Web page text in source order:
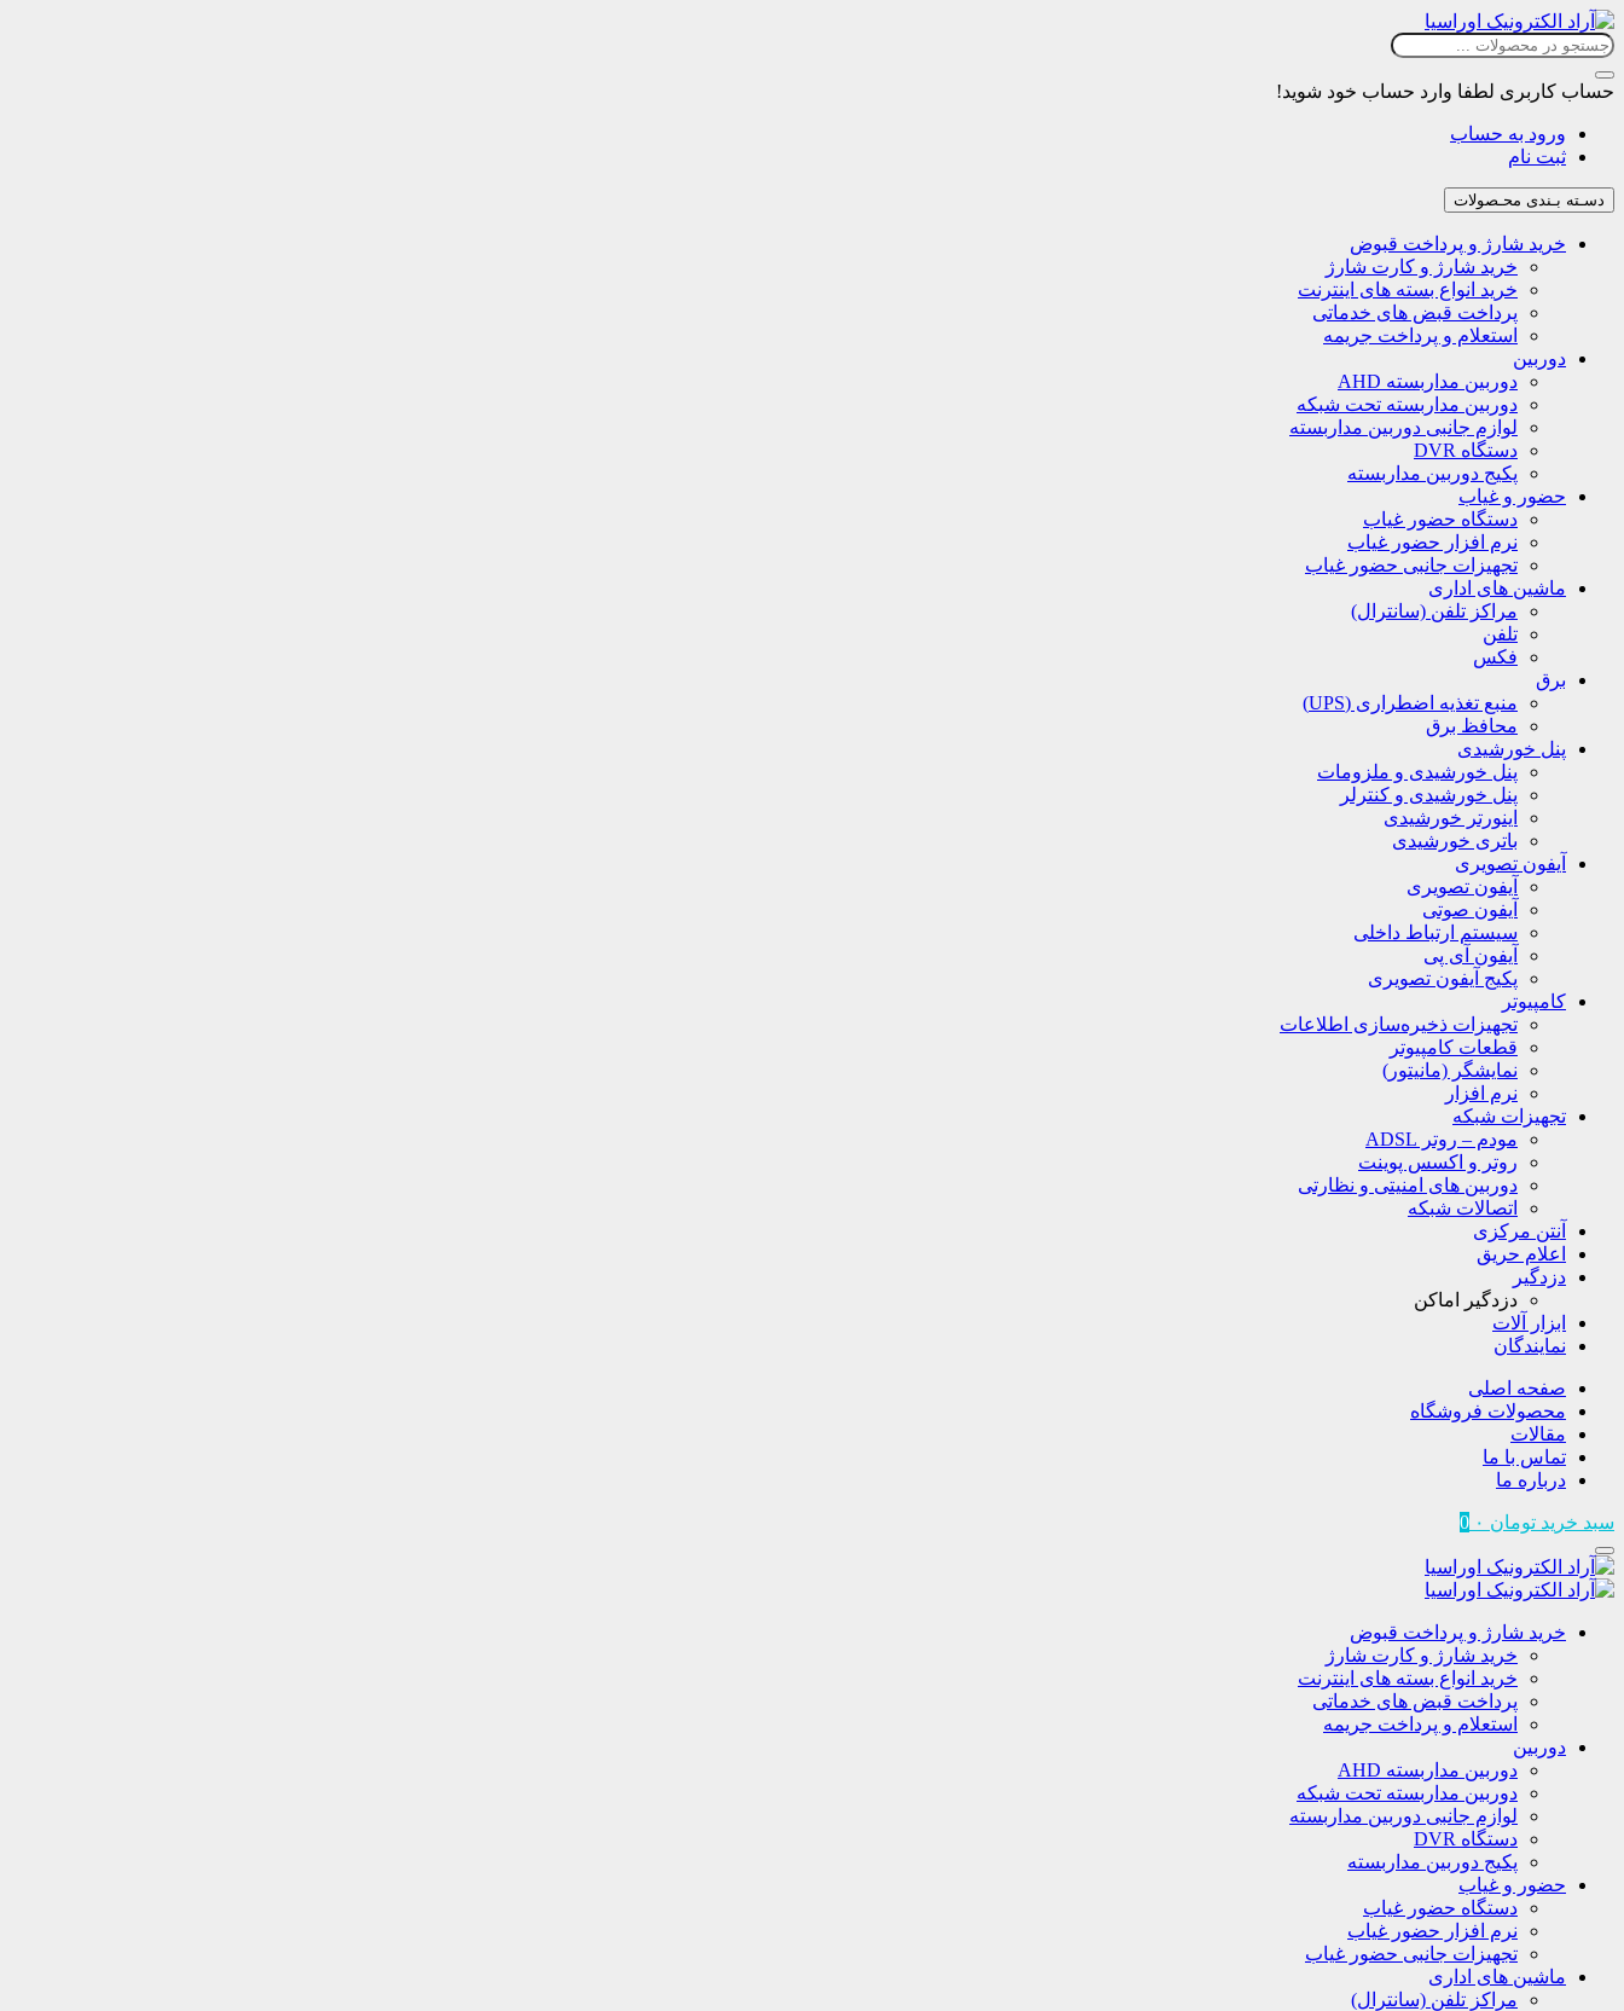
حساب کاربری لطفا وارد حساب خود شوید!
ورود به حساب
ثبت نام
دسـته بـندی محـصولات
خرید شارژ و پرداخت قبوض
خرید شارژ و کارت شارژ
خرید انواع بسته های اینترنت
پرداخت قبض های خدماتی
استعلام و پرداخت جریمه
دوربین
دوربین مداربسته AHD
دوربین مداربسته تحت شبکه
لوازم جانبی دوربین مداربسته
دستگاه DVR
پکیج دوربین مداربسته
حضور و غیاب
دستگاه حضور غیاب
نرم افزار حضور غیاب
تجهیزات جانبی حضور غیاب
ماشین های اداری
مراکز تلفن (سانترال)
تلفن
فکس
برق
منبع تغذیه اضطراری (UPS)
محافظ برق
پنل خورشیدی
پنل خورشیدی و ملزومات
پنل خورشیدی و کنترلر
اینورتر خورشیدی
باتری خورشیدی
آیفون تصویری
آیفون تصویری
آیفون صوتی
سیستم ارتباط داخلی
آیفون آی پی
پکیج آیفون تصویری
کامپیوتر
تجهیزات ذخیره‌سازی اطلاعات
قطعات کامپیوتر
نمایشگر (مانیتور)
نرم افزار
تجهیزات شبکه
مودم – روتر ADSL
روتر و اکسس پوینت
دوربین های امنیتی و نظارتی
اتصالات شبکه
آنتن مرکزی
اعلام حریق
دزدگیر
دزدگیر اماکن
ابزار آلات
نمایندگان
صفحه اصلی
محصولات فروشگاه
مقالات
تماس با ما
درباره ما
سبد خرید تومان 0
خرید شارژ و پرداخت قبوض
خرید شارژ و کارت شارژ
خرید انواع بسته های اینترنت
پرداخت قبض های خدماتی
استعلام و پرداخت جریمه
دوربین
دوربین مداربسته AHD
دوربین مداربسته تحت شبکه
لوازم جانبی دوربین مداربسته
دستگاه DVR
پکیج دوربین مداربسته
حضور و غیاب
دستگاه حضور غیاب
نرم افزار حضور غیاب
تجهیزات جانبی حضور غیاب
ماشین های اداری
مراکز تلفن (سانترال)